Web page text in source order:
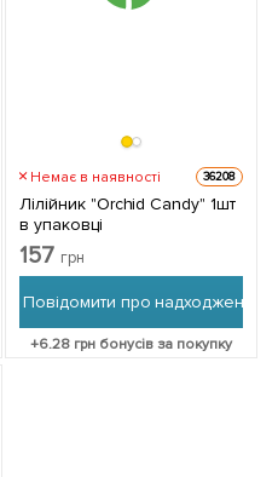
Немає в наявності 36208
Лілійник "Orchid Candy" 1шт
в упаковці
157 грн
Повідомити про надходження
+6.28грн бонусів за покупку